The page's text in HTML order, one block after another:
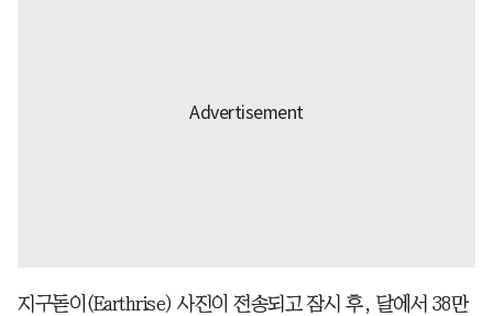
지구돋이(Earthrise) 사진이 전송되고 잠시 후, 달에서 38만